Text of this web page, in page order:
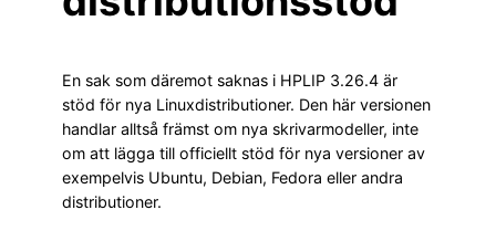
En sak som däremot saknas i HPLIP 3.26.4 är
stöd för nya Linuxdistributioner. Den här versionen
handlar alltså främst om nya skrivarmodeller, inte
om att lägga till officiellt stöd för nya versioner av
exempelvis Ubuntu, Debian, Fedora eller andra
distributioner.